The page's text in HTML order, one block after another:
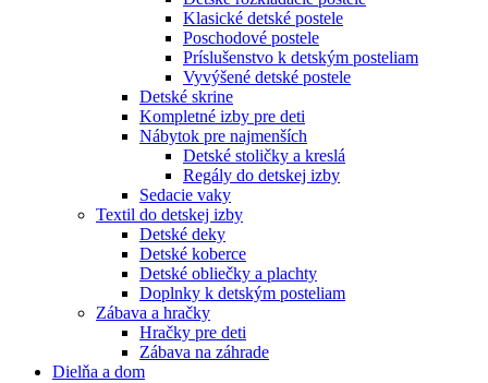
Klasické detské postele
Poschodové postele
Príslušenstvo k detským posteliam
Vyvýšené detské postele
Detské skrine
Kompletné izby pre deti
Nábytok pre najmenších
Detské stoličky a kreslá
Regály do detskej izby
Sedacie vaky
Textil do detskej izby
Detské deky
Detské koberce
Detské obliečky a plachty
Doplnky k detským posteliam
Zábava a hračky
Hračky pre deti
Zábava na záhrade
Dielňa a dom